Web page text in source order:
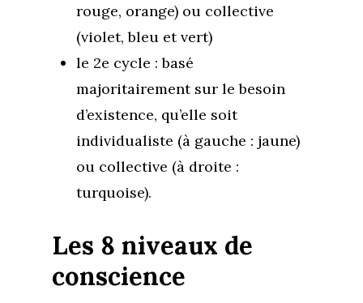
rouge, orange) ou collective
(violet, bleu et vert)
le 2e cycle : basé
majoritairement sur le besoin
d’existence, qu’elle soit
individualiste (à gauche : jaune)
ou collective (à droite :
turquoise).
Les 8 niveaux de
conscience